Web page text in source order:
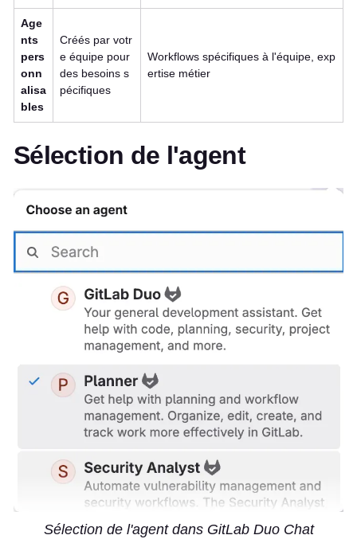
Age
nts
pers
onn
alisa
bles
Créés par votr
e équipe pour
des besoins s
pécifiques
Workflows spécifiques à l'équipe, exp
ertise métier
Sélection de l'agent
Sélection de l'agent dans GitLab Duo Chat